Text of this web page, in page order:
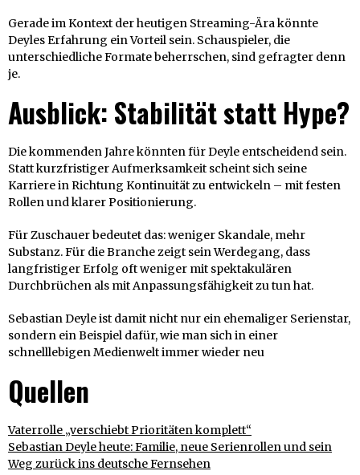
Gerade im Kontext der heutigen Streaming-Ära könnte
Deyles Erfahrung ein Vorteil sein. Schauspieler, die
unterschiedliche Formate beherrschen, sind gefragter denn
je.
Ausblick: Stabilität statt Hype?
Die kommenden Jahre könnten für Deyle entscheidend sein.
Statt kurzfristiger Aufmerksamkeit scheint sich seine
Karriere in Richtung Kontinuität zu entwickeln – mit festen
Rollen und klarer Positionierung.
Für Zuschauer bedeutet das: weniger Skandale, mehr
Substanz. Für die Branche zeigt sein Werdegang, dass
langfristiger Erfolg oft weniger mit spektakulären
Durchbrüchen als mit Anpassungsfähigkeit zu tun hat.
Sebastian Deyle ist damit nicht nur ein ehemaliger Serienstar,
sondern ein Beispiel dafür, wie man sich in einer
schnelllebigen Medienwelt immer wieder neu
Quellen
Vaterrolle „verschiebt Prioritäten komplett“
Sebastian Deyle heute: Familie, neue Serienrollen und sein
Weg zurück ins deutsche Fernsehen